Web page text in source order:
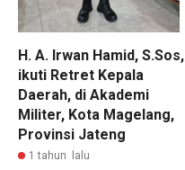
H. A. Irwan Hamid, S.Sos,
ikuti Retret Kepala
Daerah, di Akademi
Militer, Kota Magelang,
Provinsi Jateng
1 tahun lalu